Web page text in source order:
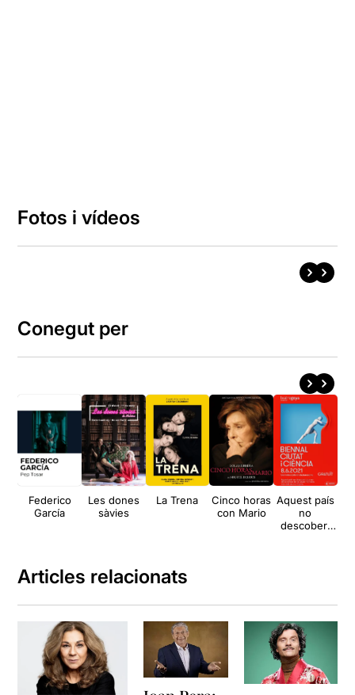
Fotos i vídeos
Conegut per
Federico
García
Les dones
sàvies
La Trena
Cinco horas
con Mario
Aquest país
no
descobert
seus
Articles relacionats